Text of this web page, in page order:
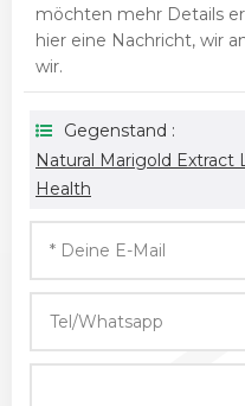
möchten mehr Details
hier eine Nachricht, wir
wir.
Gegenstand :
Natural Marigold
Health